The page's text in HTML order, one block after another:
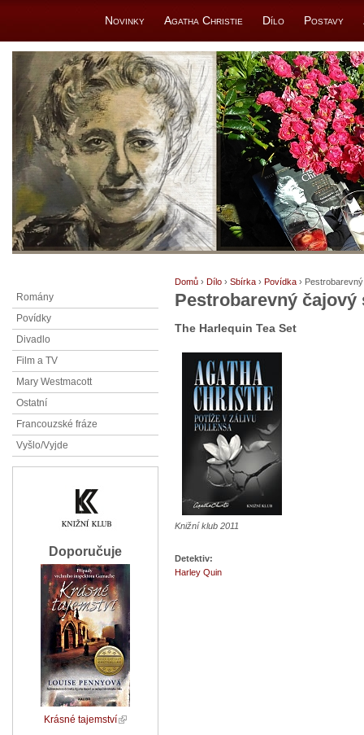
Novinky Agatha Christie Dílo Postavy
Domů › Dílo › Sbírka › Povídka ›
Pestrobarevný čajový
The Harlequin Tea Set
Knižní klub 2011
Detektiv:
Harley Quin
Romány
Povídky
Divadlo
Film a TV
Mary Westmacott
Ostatní
Francouzské fráze
Vyšlo/Vyjde
Doporučuje
Krásné tajemství